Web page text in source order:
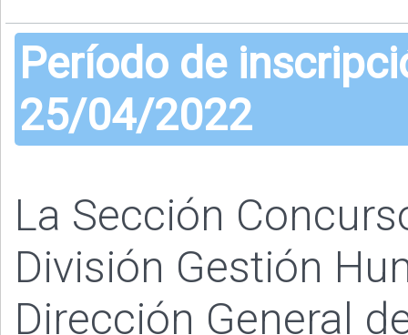
Período de
25/04/2022
La Sección
División Gestión
Dirección General